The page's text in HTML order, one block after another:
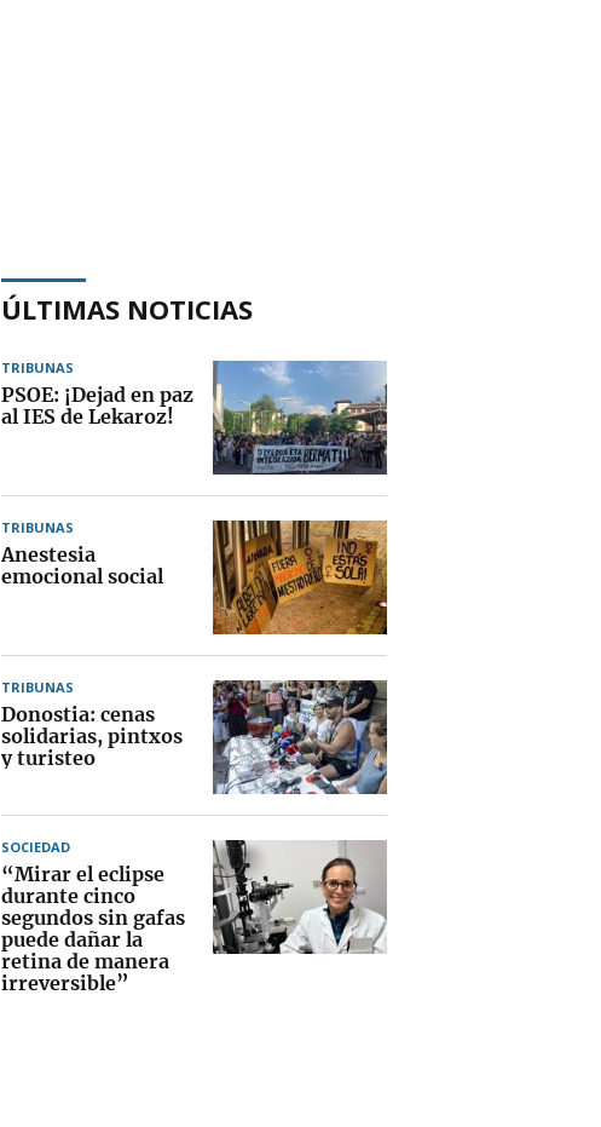
ÚLTIMAS NOTICIAS
TRIBUNAS
PSOE: ¡Dejad en paz
al IES de Lekaroz!
TRIBUNAS
Anestesia
emocional social
TRIBUNAS
Donostia: cenas
solidarias, pintxos
y turisteo
SOCIEDAD
“Mirar el eclipse
durante cinco
segundos sin gafas
puede dañar la
retina de manera
irreversible”